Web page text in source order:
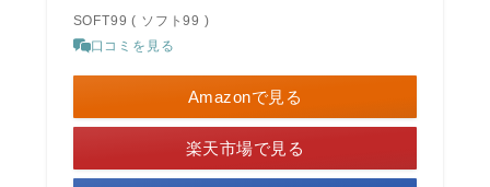
SOFT99 ( ソフト99 )
口コミを見る
Amazonで見る
楽天市場で見る